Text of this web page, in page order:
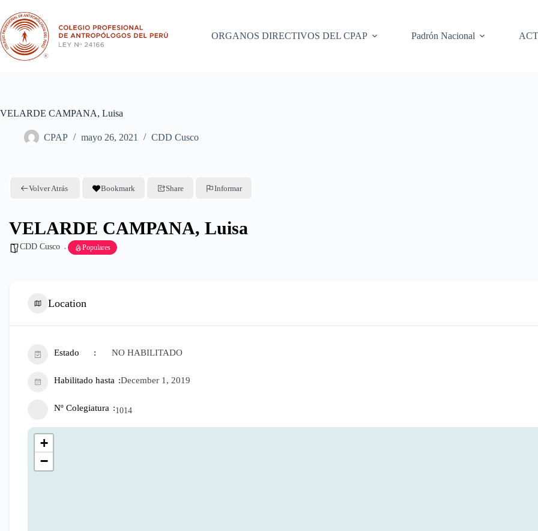
contenido
ORGANOS DIRECTIVOS DEL CPAP
Padrón Nacional
VELARDE CAMPANA, Luisa
CPAP mayo 26, 2021 CDD Cusco
Volver Atrás Bookmark Share Informar
VELARDE CAMPANA, Luisa
CDD Cusco Populares
Location
Estado NO HABILITADO
Habilitado hasta December 1, 2019
Nº Colegiatura 1014
+
−